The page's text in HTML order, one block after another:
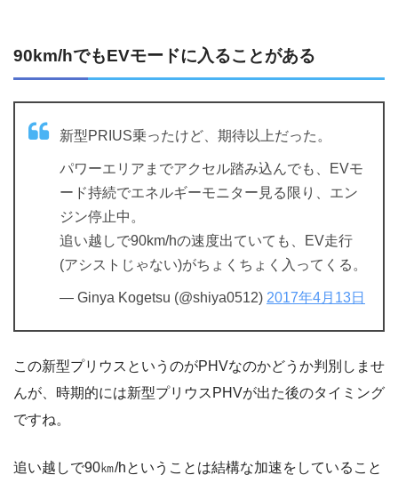
90km/hでもEVモードに入ることがある
新型PRIUS乗ったけど、期待以上だった。
パワーエリアまでアクセル踏み込んでも、EVモ
ード持続でエネルギーモニター見る限り、エン
ジン停止中。
追い越しで90km/hの速度出ていても、EV走行
(アシストじゃない)がちょくちょく入ってくる。
— Ginya Kogetsu (@shiya0512) 2017年4月13日
この新型プリウスというのがPHVなのかどうか判別しませ
んが、時期的には新型プリウスPHVが出た後のタイミング
ですね。
追い越しで90㎞/hということは結構な加速をしていること